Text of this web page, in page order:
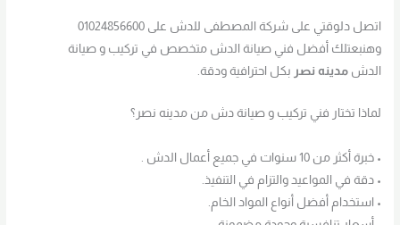
اتصل دلوقتي على شركة المصطفى للدش على 01024856600
وهنبعتلك أفضل فني صيانة الدش متخصص في تركيب و صيانة
الدشمدينه نصر بكل احترافية ودقة.
لماذا تختار فني تركيب و صيانة دش من مدينه نصر؟
• خبرة أكثر من 10 سنوات في جميع أعمال الدش .
• دقة في المواعيد والتزام في التنفيذ.
• استخدام أفضل أنواع المواد الخام.